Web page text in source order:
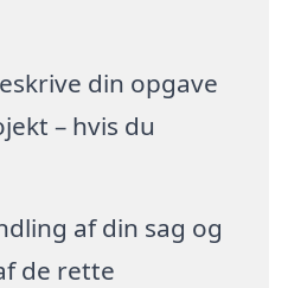
din opgave
– hvis du
af din sag og
de rette